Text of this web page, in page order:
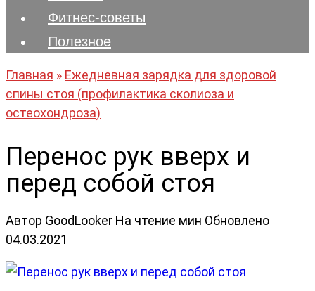
Фитнес-советы
Полезноe
Главная » Ежедневная зарядка для здоровой
спины стоя (профилактика сколиоза и
остеохондроза)
Перенос рук вверх и
перед собой стоя
Автор GoodLooker На чтение мин Обновлено
04.03.2021